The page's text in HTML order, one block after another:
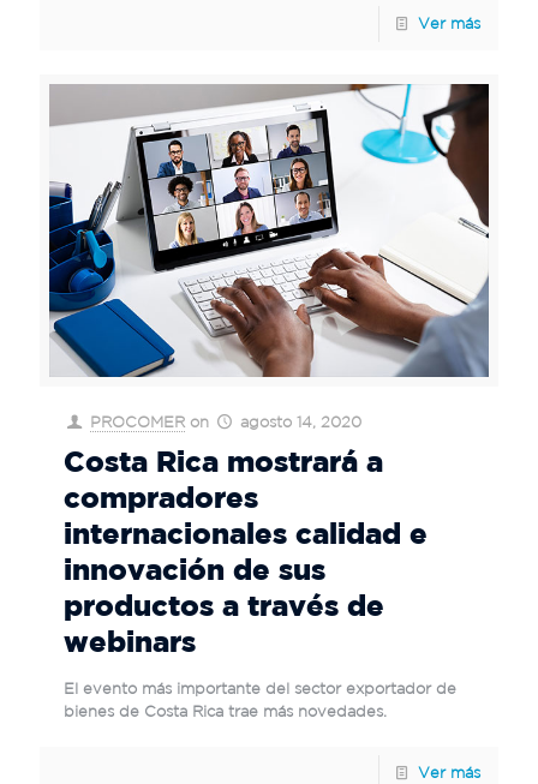
Ver más
PROCOMER on agosto 14, 2020
Costa Rica mostrará a
compradores
internacionales calidad e
innovación de sus
productos a través de
webinars
El evento más importante del sector exportador de
bienes de Costa Rica trae más novedades.
Ver más